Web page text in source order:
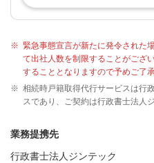
※ 緊急事態宣言が新たに発令された
て出社人数を制限することがござ
することとなりますので予めご了承
※ 相続時戸籍取得代行サービスは行
スであり、ご契約は行政書士法人
業務提携先
行政書士法人ジンテック